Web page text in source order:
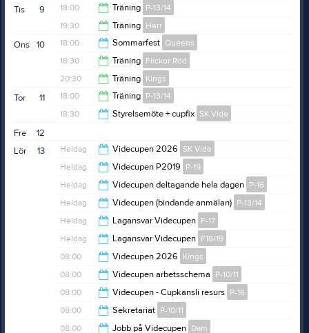
20:30
21:15
9
Tis 18:00 Träning P-13/14
19:15
19:30 Träning Herr
21:00
10
Ons 18:00 Sommarfest Queens
22:00
18:30 Träning Flickor Röd
19:30
20:30 Träning Kings
21:45
11
Tor 18:00 Träning P-13/14
18:30 Styrelsemöte + cupfix SK Vide
21:00
12
Fre
13
Lör Heldag Videcupen 2026 SK Vide
Heldag
Videcupen P2019 P-19
Heldag
Videcupen deltagande hela dagen P-16
Heldag
Videcupen (bindande anmälan) P-13/14
Heldag
Lagansvar Videcupen F-17
Heldag
Lagansvar Videcupen F18/19
08:00
Videcupen 2026 Kings
21:00
08:00 Videcupen arbetsschema P-10/11
20:00
08:00 Videcupen - Cupkansli resurs P-16
11:00
08:00 Sekretariat P-10/11
08:00 Jobb på Videcupen Dam